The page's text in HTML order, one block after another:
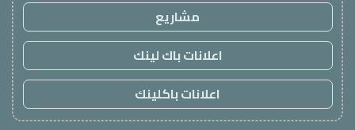
مشاريع
اعلانات باك لينك
اعلانات باكلينك